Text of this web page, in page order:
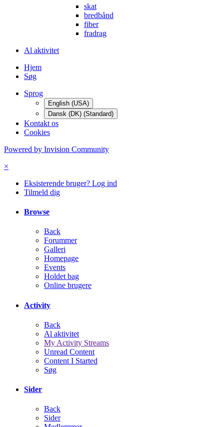
skat
bredbånd
fiber
fradrag
Al aktivitet
Hjem
Søg
Sprog
English (USA)
Dansk (DK) (Standard)
Kontakt os
Cookies
Powered by Invision Community
×
Eksisterende bruger? Log ind
Tilmeld dig
Browse
Back
Forummer
Galleri
Homepage
Events
Holdet bag
Online brugere
Activity
Back
Al aktivitet
My Activity Streams
Unread Content
Content I Started
Søg
Sider
Back
Sider